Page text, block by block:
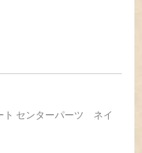
センターパーツ ネイ